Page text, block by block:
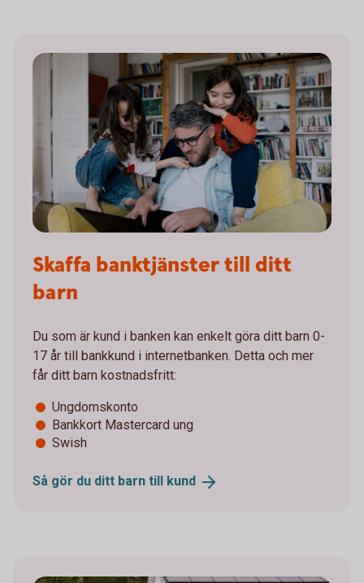
Skaffa banktjänster till ditt
barn
Du som är kund i banken kan enkelt göra ditt barn 0-
17 år till bankkund i internetbanken. Detta och mer
får ditt barn kostnadsfritt:
Ungdomskonto
Bankkort Mastercard ung
Swish
Så gör du ditt barn till kund